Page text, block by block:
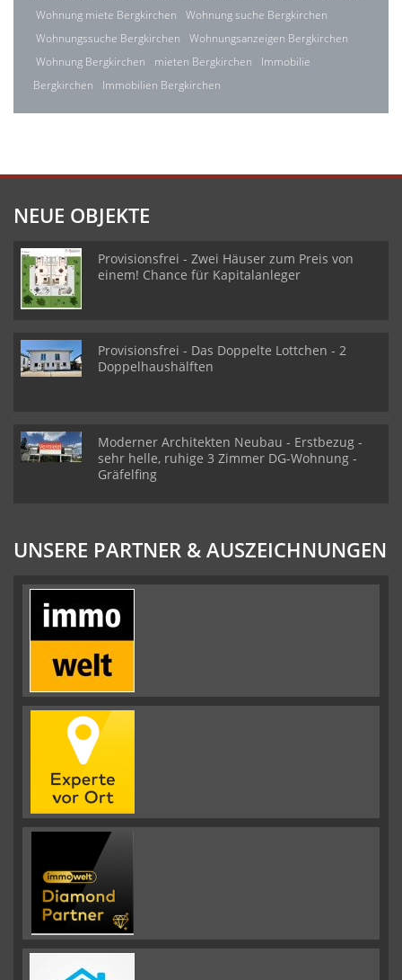
Wohnung miete Bergkirchen
Wohnung suche Bergkirchen
Wohnungssuche Bergkirchen
Wohnungsanzeigen Bergkirchen
Wohnung Bergkirchen
mieten Bergkirchen
Immobilie
Bergkirchen
Immobilien Bergkirchen
NEUE OBJEKTE
Provisionsfrei - Zwei Häuser zum Preis von
einem! Chance für Kapitalanleger
Provisionsfrei - Das Doppelte Lottchen - 2
Doppelhaushälften
Moderner Architekten Neubau - Erstbezug -
sehr helle, ruhige 3 Zimmer DG-Wohnung -
Gräfelfing
UNSERE PARTNER & AUSZEICHNUNGEN